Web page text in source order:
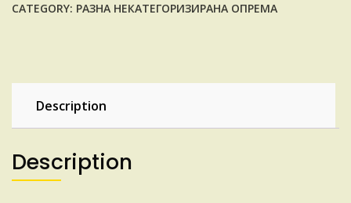
CATEGORY: РАЗНА НЕКАТЕГОРИЗИРАНА ОПРЕМА
Description
Description